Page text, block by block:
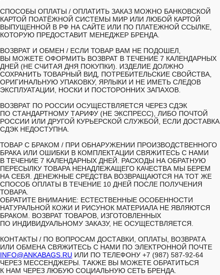
СПОСОБЫ ОПЛАТЫ / ОПЛАТИТЬ ЗАКАЗ МОЖНО БАНКОВСКОЙ
КАРТОЙ ПОАТЁЖНОЙ СИСТЕМЫ МИР ИЛИ ЛЮБОЙ КАРТОЙ
ВЫПУЩЕННОЙ В РФ НА САЙТЕ ИЛИ ПО ПЛАТЕЖНОЙ ССЫЛКЕ,
КОТОРУЮ ПРЕДОСТАВИТ МЕНЕДЖЕР БРЕНДА.
ВОЗВРАТ И ОБМЕН / ЕСЛИ ТОВАР ВАМ НЕ ПОДОШЕЛ,
ВЫ МОЖЕТЕ ОФОРМИТЬ ВОЗВРАТ В ТЕЧЕНИЕ 7 КАЛЕНДАРНЫХ
ДНЕЙ (НЕ СЧИТАЯ ДНЯ ПОКУПКИ). ИЗДЕЛИЕ ДОЛЖНО
СОХРАНИТЬ ТОВАРНЫЙ ВИД, ПОТРЕБИТЕЛЬСКИЕ СВОЙСТВА,
ОРИГИНАЛЬНУЮ УПАКОВКУ, ЯРЛЫКИ И НЕ ИМЕТЬ СЛЕДОВ
ЭКСПЛУАТАЦИИ, НОСКИ И ПОСТОРОННИХ ЗАПАХОВ.
ВОЗВРАТ ПО РОССИИ ОСУЩЕСТВЛЯЕТСЯ ЧЕРЕЗ СДЭК
ПО СТАНДАРТНОМУ ТАРИФУ (НЕ ЭКСПРЕСС), ЛИБО ПОЧТОЙ
РОССИИ ИЛИ ДРУГОЙ КУРЬЕРСКОЙ СЛУЖБОЙ, ЕСЛИ ДОСТАВКА
СДЭК НЕДОСТУПНА.
ТОВАР С БРАКОМ / ПРИ ОБНАРУЖЕНИИ ПРОИЗВОДСТВЕННОГО
БРАКА ИЛИ ОШИБКИ В КОМПЛЕКТАЦИИ СВЯЖИТЕСЬ С НАМИ
В ТЕЧЕНИЕ 7 КАЛЕНДАРНЫХ ДНЕЙ. РАСХОДЫ НА ОБРАТНУЮ
ПЕРЕСЫЛКУ ТОВАРА НЕНАДЛЕЖАЩЕГО КАЧЕСТВА МЫ БЕРЕМ
НА СЕБЯ. ДЕНЕЖНЫЕ СРЕДСТВА ВОЗВРАЩАЮТСЯ НА ТОТ ЖЕ
СПОСОБ ОПЛАТЫ В ТЕЧЕНИЕ 10 ДНЕЙ ПОСЛЕ ПОЛУЧЕНИЯ
ТОВАРА.
ОБРАТИТЕ ВНИМАНИЕ: ЕСТЕСТВЕННЫЕ ОСОБЕННОСТИ
НАТУРАЛЬНОЙ КОЖИ И РИСУНОК МАТЕРИАЛА НЕ ЯВЛЯЮТСЯ
БРАКОМ. ВОЗВРАТ ТОВАРОВ, ИЗГОТОВЛЕННЫХ
ПО ИНДИВИДУАЛЬНОМУ ЗАКАЗУ, НЕ ОСУЩЕСТВЛЯЕТСЯ.
КОНТАКТЫ / ПО ВОПРОСАМ ДОСТАВКИ, ОПЛАТЫ, ВОЗВРАТА
ИЛИ ОБМЕНА СВЯЖИТЕСЬ С НАМИ ПО ЭЛЕКТРОННОЙ ПОЧТЕ
INFO@ANKABAGS.RU ИЛИ ПО ТЕЛЕФОНУ +7 (987) 587-92-64
ЧЕРЕЗ МЕССЕНДЖЕРЫ. ТАКЖЕ ВЫ МОЖЕТЕ ОБРАТИТЬСЯ
К НАМ ЧЕРЕЗ ЛЮБУЮ СОЦИАЛЬНУЮ СЕТЬ БРЕНДА.